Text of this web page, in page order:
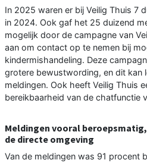
In 2025 waren er bij Veilig Thuis 7
in 2024. Ook gaf het 25 duizend
mogelijk door de campagne van
aan om contact op te nemen bij
kindermishandeling. Deze
grotere bewustwording, en dit kan
meldingen. Ook heeft Veilig Thuis
bereikbaarheid van de chatfunctie
Meldingen vooral
de directe omgeving
Van de meldingen was 91 procent